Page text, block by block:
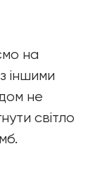
на
іншими
не
світло